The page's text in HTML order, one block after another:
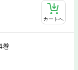
カートへ
巻